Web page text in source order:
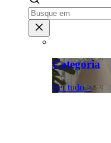
Categoria
Ver tudo >